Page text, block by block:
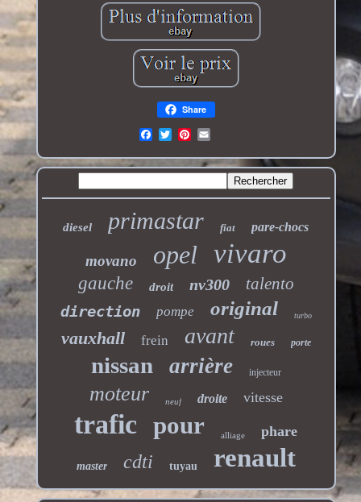
Share
diesel primastar fiat pare-chocs
movano opel vivaro
gauche droit nv300 talento
direction pompe original turbo
vauxhall frein avant roues porte
nissan arrière injecteur
moteur neuf droite vitesse
trafic pour alliage phare
master cdti tuyau renault